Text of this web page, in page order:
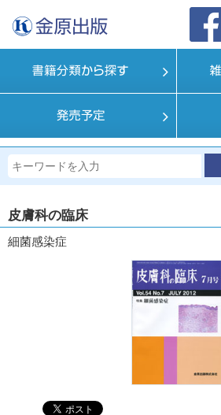
皮膚科の臨床
細菌感染症